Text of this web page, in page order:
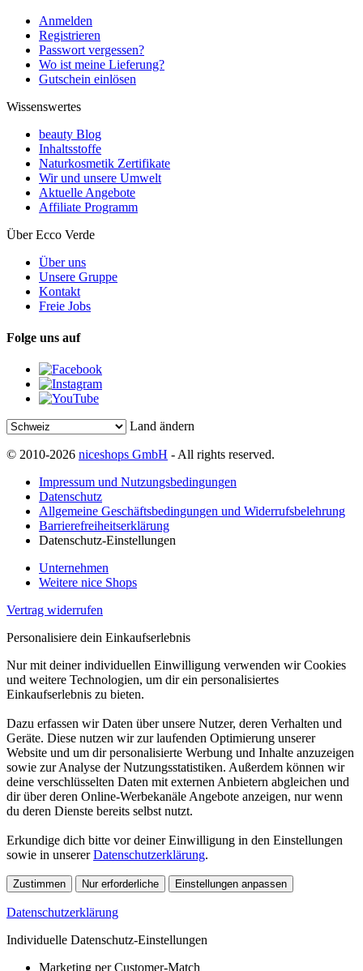
Anmelden
Registrieren
Passwort vergessen?
Wo ist meine Lieferung?
Gutschein einlösen
Wissenswertes
beauty Blog
Inhaltsstoffe
Naturkosmetik Zertifikate
Wir und unsere Umwelt
Aktuelle Angebote
Affiliate Programm
Über Ecco Verde
Über uns
Unsere Gruppe
Kontakt
Freie Jobs
Folge uns auf
Land ändern
© 2010-2026 niceshops GmbH - All rights reserved.
Impressum und Nutzungsbedingungen
Datenschutz
Allgemeine Geschäftsbedingungen und Widerrufsbelehrung
Barrierefreiheitserklärung
Datenschutz-Einstellungen
Unternehmen
Weitere nice Shops
Vertrag widerrufen
Personalisiere dein Einkaufserlebnis
Nur mit deiner individuellen Einwilligung verwenden wir Cookies
und weitere Technologien, um dir ein personalisiertes
Einkaufserlebnis zu bieten.
Dazu erfassen wir Daten über unsere Nutzer, deren Verhalten und
Geräte. Diese nutzen wir zur laufenden Optimierung unserer
Website und um dir personalisierte Werbung und Inhalte anzuzeigen
sowie zur Analyse der Nutzungsstatistiken. Außerdem können wir
deine verschlüsselten Daten mit externen Anbietern abgleichen und
dir über deren Online-Werbekanäle Angebote anzeigen, nur wenn
du deren Dienste bereits selbst nutzt.
Erkundige dich bitte vor deiner Einwilligung in den Einstellungen
sowie in unsererDatenschutzerklärung.
Zustimmen Nur erforderliche Einstellungen anpassen
Datenschutzerklärung
Individuelle Datenschutz-Einstellungen
Marketing per Customer-Match